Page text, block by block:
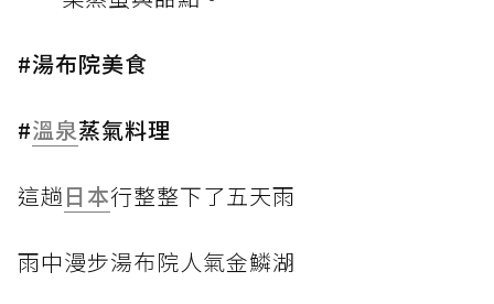
#湯布院美食
#溫泉蒸氣料理
這趟日本行整整下了五天雨
雨中漫步湯布院人氣金鱗湖